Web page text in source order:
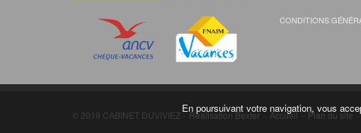
CONDITIONS
© 2019 CABINET DUVIVIEZ -Réalisation Bexter - Accueil- Plan du site-
En poursuivant votre navigation, vous